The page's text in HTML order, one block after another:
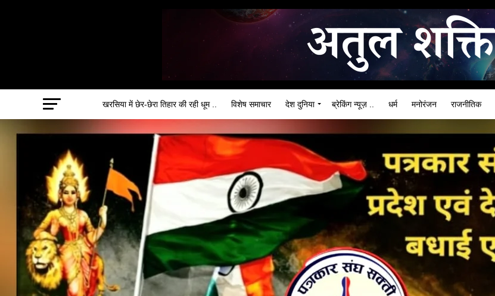
खरसिया में छेर-छेरा तिहार की रही धूम .. विशेष समाचार देश दुनिया ब्रेकिंग न्यूज़ .. धर्म मनोरंजन राजनीतिक